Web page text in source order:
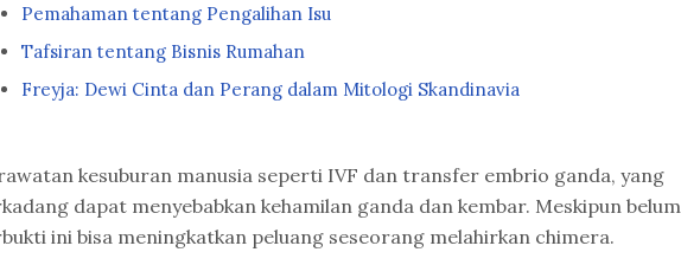
Pemahaman tentang Pengalihan Isu
Tafsiran tentang Bisnis Rumahan
Freyja: Dewi Cinta dan Perang dalam Mitologi Skandinavia
kesuburan manusia seperti IVF dan transfer embrio ganda, yang
dapat menyebabkan kehamilan ganda dan kembar. Meskipun belum
ini bisa meningkatkan peluang seseorang melahirkan chimera.